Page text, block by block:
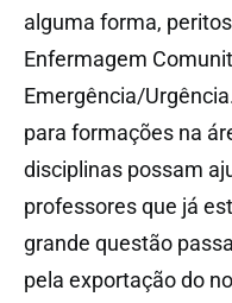
alguma forma,
Enfermagem
Emergência/
para formações na
disciplinas possam
professores que já
grande questão
pela exportação do